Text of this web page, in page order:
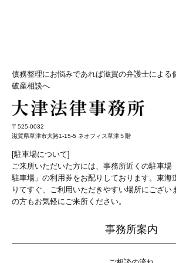
債務整理にお悩みであれば滋賀の弁護士による
破産相談へ
〒525-0032
滋賀県草津市大路1-15-5 ネオフィス草津５階
[駐車場について]
ご来所いただいた方には、事務所近くの駐車場
駐車場」の利用券をお配りしております。東海
りてすぐ、ご利用いただきやすい場所にござい
の方もお気軽にご来所ください。
事務所案内